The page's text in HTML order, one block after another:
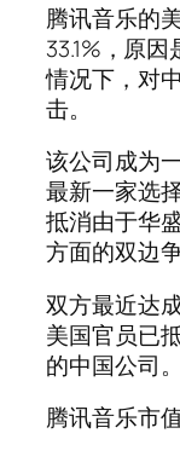
腾讯音乐的
33.1%，原
情况下，对
击。
该公司成为
最新一家选
抵消由于华
方面的双边
双方最近达
美国官员已
的中国公司。
腾讯音乐市